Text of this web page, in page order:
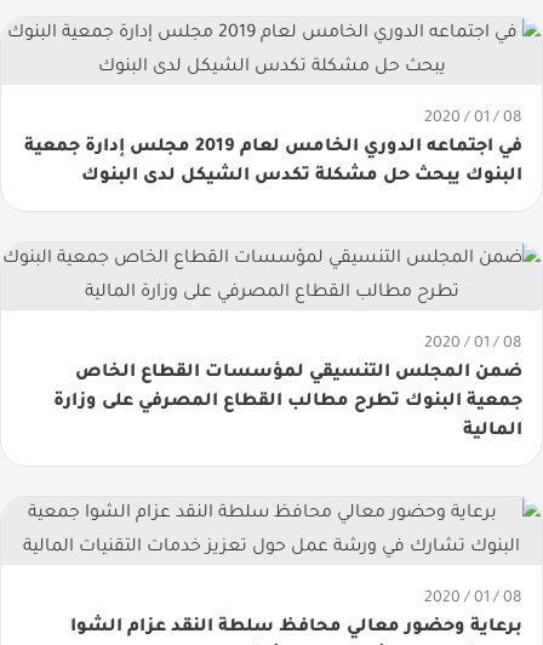
08 / 01 / 2020
في اجتماعه الدوري الخامس لعام 2019 مجلس إدارة جمعية
البنوك يبحث حل مشكلة تكدس الشيكل لدى البنوك
08 / 01 / 2020
ضمن المجلس التنسيقي لمؤسسات القطاع الخاص
جمعية البنوك تطرح مطالب القطاع المصرفي على وزارة
المالية
08 / 01 / 2020
برعاية وحضور معالي محافظ سلطة النقد عزام الشوا